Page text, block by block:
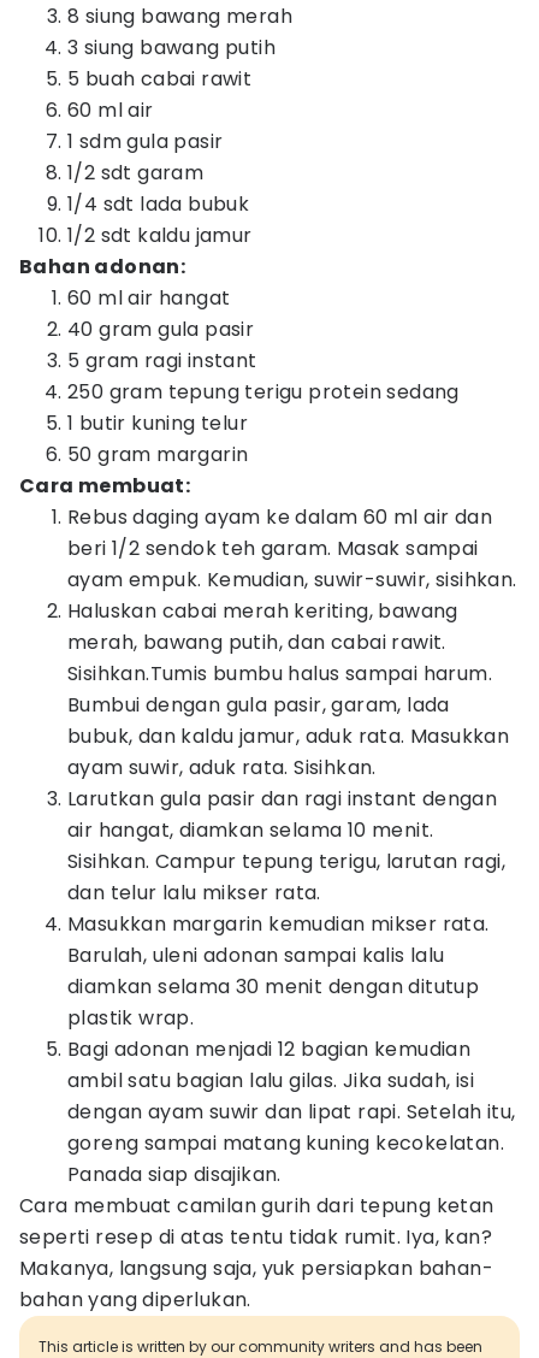
8 siung bawang merah
3 siung bawang putih
5 buah cabai rawit
60 ml air
1 sdm gula pasir
1/2 sdt garam
1/4 sdt lada bubuk
1/2 sdt kaldu jamur
Bahan adonan:
60 ml air hangat
40 gram gula pasir
5 gram ragi instant
250 gram tepung terigu protein sedang
1 butir kuning telur
50 gram margarin
Cara membuat:
Rebus daging ayam ke dalam 60 ml air dan
beri 1/2 sendok teh garam. Masak sampai
ayam empuk. Kemudian, suwir-suwir, sisihkan.
Haluskan cabai merah keriting, bawang
merah, bawang putih, dan cabai rawit.
Sisihkan.Tumis bumbu halus sampai harum.
Bumbui dengan gula pasir, garam, lada
bubuk, dan kaldu jamur, aduk rata. Masukkan
ayam suwir, aduk rata. Sisihkan.
Larutkan gula pasir dan ragi instant dengan
air hangat, diamkan selama 10 menit.
Sisihkan. Campur tepung terigu, larutan ragi,
dan telur lalu mikser rata.
Masukkan margarin kemudian mikser rata.
Barulah, uleni adonan sampai kalis lalu
diamkan selama 30 menit dengan ditutup
plastik wrap.
Bagi adonan menjadi 12 bagian kemudian
ambil satu bagian lalu gilas. Jika sudah, isi
dengan ayam suwir dan lipat rapi. Setelah itu,
goreng sampai matang kuning kecokelatan.
Panada siap disajikan.
Cara membuat camilan gurih dari tepung ketan
seperti resep di atas tentu tidak rumit. Iya, kan?
Makanya, langsung saja, yuk persiapkan bahan-
bahan yang diperlukan.
This article is written by our community writers and has been